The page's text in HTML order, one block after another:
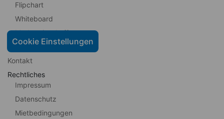
Cookie Einstellungen
Flipchart
Whiteboard
Moderationskoffer
Kundenstopper
Kontakt
Rechtliches
Impressum
Datenschutz
Mietbedingungen